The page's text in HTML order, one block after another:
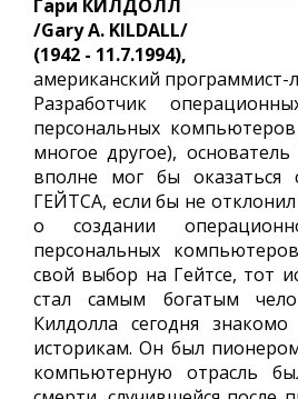
Гари КИЛДОЛЛ
/Gary A. KILDALL/
(1942 - 11.7.1994),
американский программист-
Разработчик
персональных
многое другое),
вполне мог бы оказаться
ГЕЙТСА, если бы не
о создании
персональных
свой выбор на Гейтсе, тот
стал самым богатым
Килдолла сегодня
историкам. Он был
компьютерную отрасль